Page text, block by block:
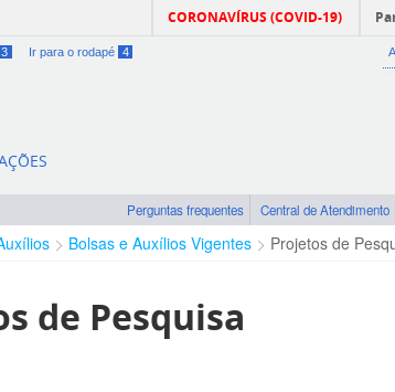
CORONAVÍRUS (COVID-19)
3 Ir para o rodapé 4
Perguntas frequentes Central de Atendimento
Bolsas e Auxílios Vigentes Projetos de
de Pesquisa